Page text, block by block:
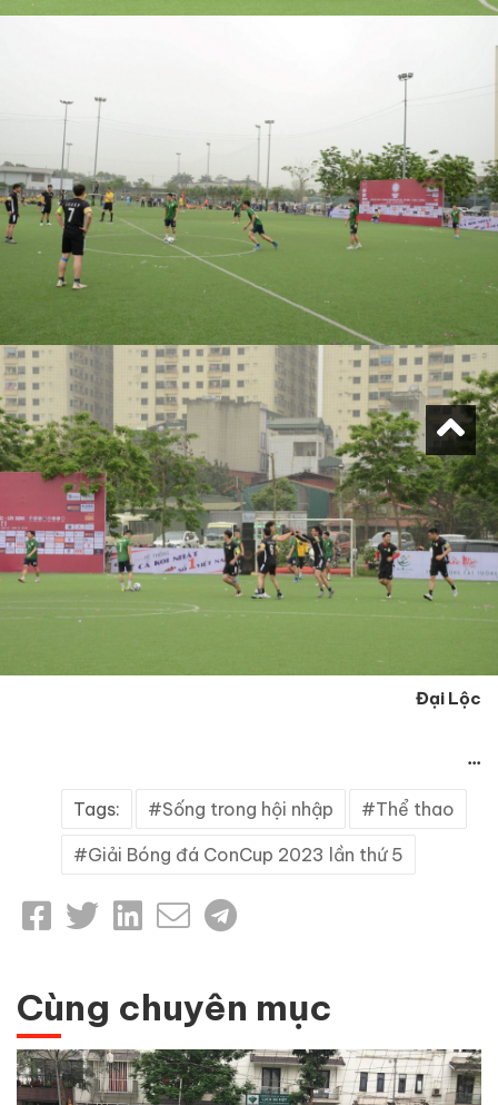
Đại Lộc
...
Tags: Sống trong hội nhập Thể thao
Giải Bóng đá ConCup 2023 lần thứ 5
Cùng chuyên mục